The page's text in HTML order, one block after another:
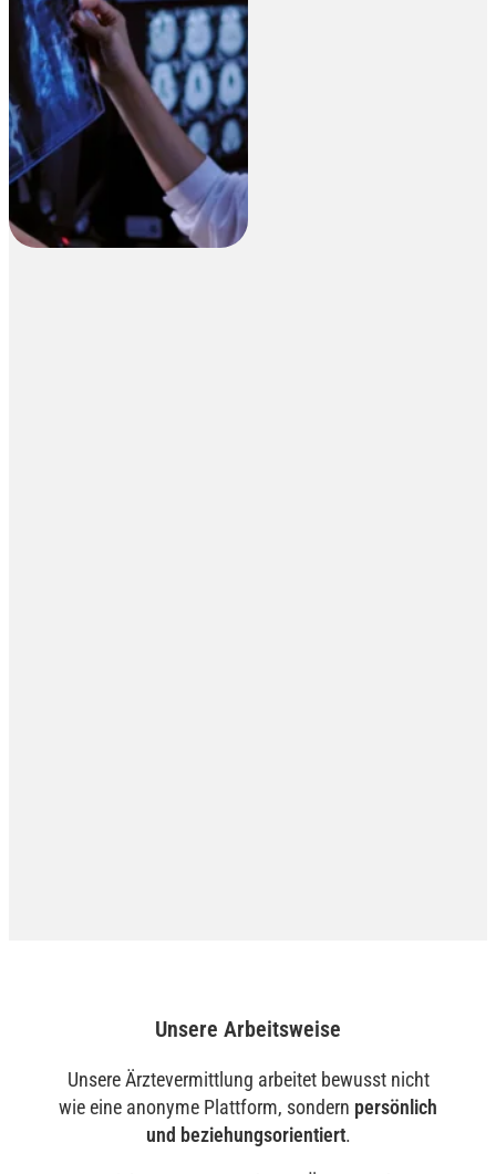
Unsere Arbeitsweise
Unsere Ärztevermittlung arbeitet bewusst nicht
wie eine anonyme Plattform, sondern persönlich
und beziehungsorientiert.